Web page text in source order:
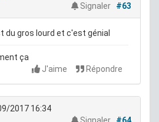
Signaler
#63
du gros lourd et c'est génial
ça
J'aime
Répondre
2017 16:34
Signaler
#64